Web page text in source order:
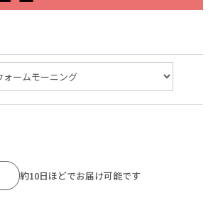
約10日ほどでお届け可能です